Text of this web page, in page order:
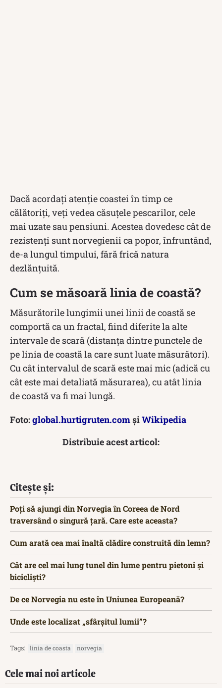
Dacă acordați atenție coastei în timp ce
călătoriți, veți vedea căsuțele pescarilor, cele
mai uzate sau pensiuni. Acestea dovedesc cât de
rezistenți sunt norvegienii ca popor, înfruntând,
de-a lungul timpului, fără frică natura
dezlănțuită.
Cum se măsoară linia de coastă?
Măsurătorile lungimii unei linii de coastă se
comportă ca un fractal, fiind diferite la alte
intervale de scară (distanța dintre punctele de
pe linia de coastă la care sunt luate măsurători).
Cu cât intervalul de scară este mai mic (adică cu
cât este mai detaliată măsurarea), cu atât linia
de coastă va fi mai lungă.
Foto:global.hurtigruten.comșiWikipedia
Distribuie acest articol:
Citește și:
Poți să ajungi din Norvegia în Coreea de Nord
traversând o singură țară. Care este aceasta?
Cum arată cea mai înaltă clădire construită din lemn?
Cât are cel mai lung tunel din lume pentru pietoni și
bicicliști?
De ce Norvegia nu este în Uniunea Europeană?
Unde este localizat „sfârșitul lumii”?
Tags: linia de coasta norvegia
Cele mai noi articole